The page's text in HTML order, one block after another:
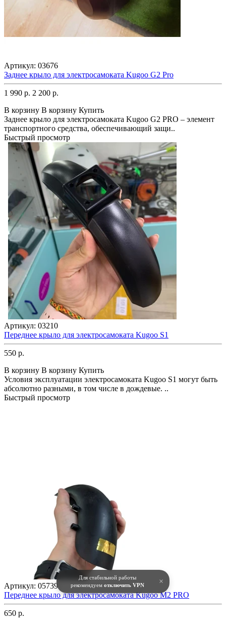
Для стабильной работы
рекомендуем отключить VPN ×
Артикул: 03676
Заднее крыло для электросамоката Kugoo G2 Pro
1 990 р. 2 200 р.
В корзину В корзину Купить
Заднее крыло для электросамоката Kugoo G2 PRO – элемент
транспортного средства, обеспечивающий защи..
Быстрый просмотр
Артикул: 03210
Переднее крыло для электросамоката Kugoo S1
550 р.
В корзину В корзину Купить
Условия эксплуатации электросамоката Kugoo S1 могут быть
абсолютно разными, в том числе в дождевые. ..
Быстрый просмотр
Артикул: 05739
Переднее крыло для электросамоката Kugoo M2 PRO
650 р.